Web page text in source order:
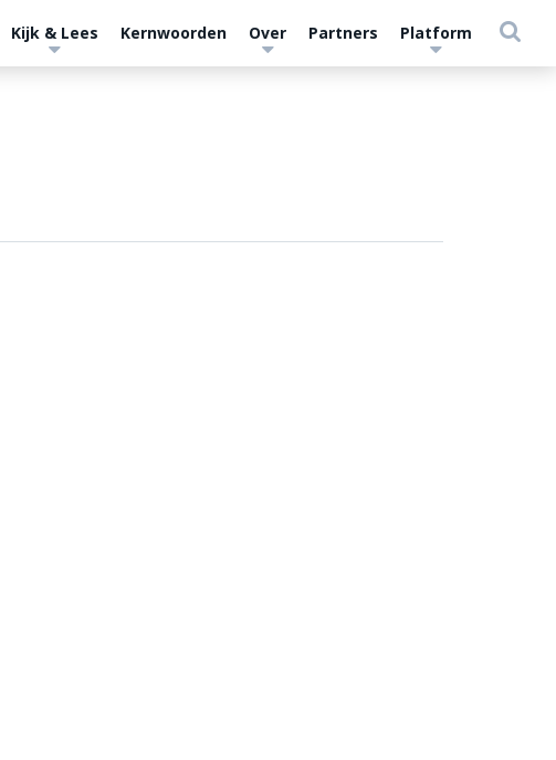
Kijk & Lees Kernwoorden Over Partners Platform